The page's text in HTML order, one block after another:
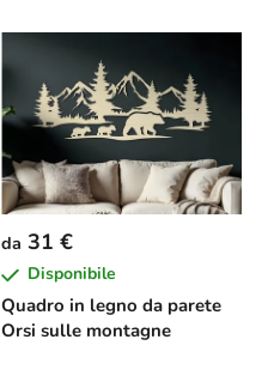
Quadro in legno da parete
Orsi sulle montagne
da 31 €
Disponibile